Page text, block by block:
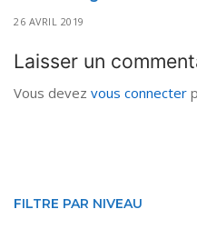
26 AVRIL 2019
Laisser un
Vous devez vous connecter
FILTRE PAR NIVEAU